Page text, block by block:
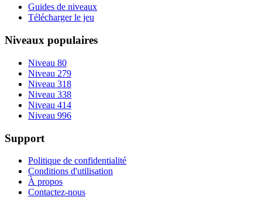
Guides de niveaux
Télécharger le jeu
Niveaux populaires
Niveau 80
Niveau 279
Niveau 318
Niveau 338
Niveau 414
Niveau 996
Support
Politique de confidentialité
Conditions d'utilisation
À propos
Contactez-nous